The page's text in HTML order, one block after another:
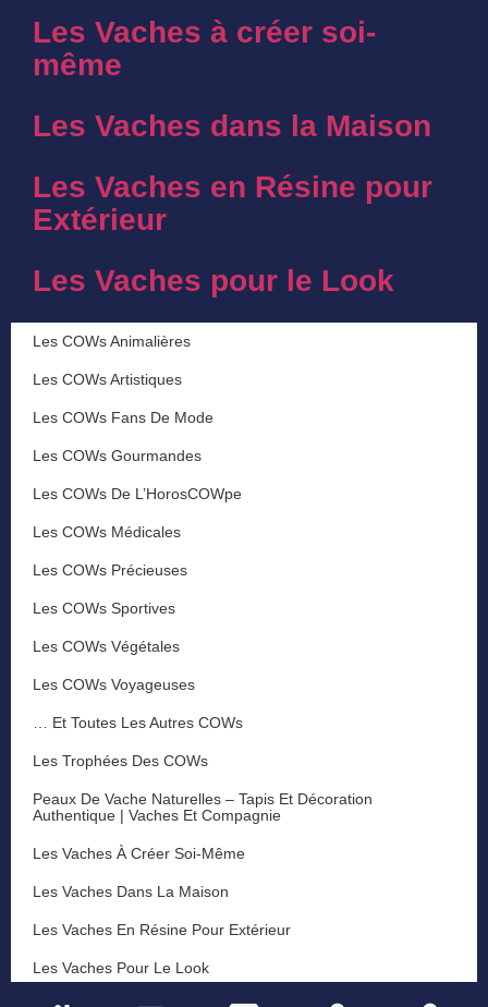
Les Vaches à créer soi-
même
Les Vaches dans la Maison
Les Vaches en Résine pour
Extérieur
Les Vaches pour le Look
Les COWs Animalières
Les COWs Artistiques
Les COWs Fans De Mode
Les COWs Gourmandes
Les COWs De L’HorosCOWpe
Les COWs Médicales
Les COWs Précieuses
Les COWs Sportives
Les COWs Végétales
Les COWs Voyageuses
… Et Toutes Les Autres COWs
Les Trophées Des COWs
Peaux De Vache Naturelles – Tapis Et Décoration
Authentique | Vaches Et Compagnie
Les Vaches À Créer Soi-Même
Les Vaches Dans La Maison
Les Vaches En Résine Pour Extérieur
Les Vaches Pour Le Look